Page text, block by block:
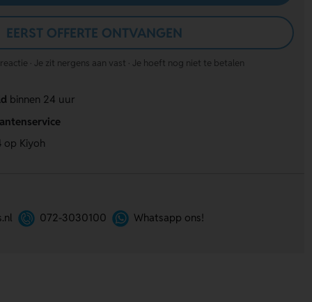
EERST OFFERTE ONTVANGEN
· Je zit nergens aan vast · Je hoeft nog niet te betalen
binnen 24 uur
op Kiyoh
072-3030100 Whatsapp ons!